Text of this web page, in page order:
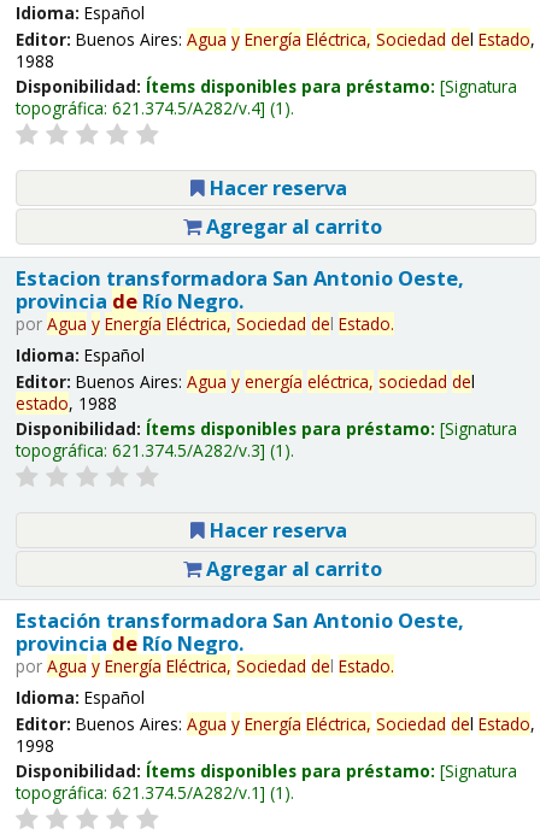
Idioma: Español
Editor: Buenos Aires: Agua y Energía Eléctrica, Sociedad del Estado,
1988
Disponibilidad: Ítems disponibles para préstamo: Signatura
topográfica: 621.374.5/A282/v.4 (1).
Hacer reserva
Agregar al carrito
Estacion transformadora San Antonio Oeste,
provincia deRío Negro.
por Agua y Energía Eléctrica, Sociedad del Estado.
Idioma: Español
Editor: Buenos Aires: Agua y energía eléctrica, sociedad del
estado, 1988
Disponibilidad: Ítems disponibles para préstamo: Signatura
topográfica: 621.374.5/A282/v.3 (1).
Hacer reserva
Agregar al carrito
Estación transformadora San Antonio Oeste,
provincia deRío Negro.
por Agua y Energía Eléctrica, Sociedad del Estado.
Idioma: Español
Editor: Buenos Aires: Agua y Energía Eléctrica, Sociedad del Estado,
1998
Disponibilidad: Ítems disponibles para préstamo: Signatura
topográfica: 621.374.5/A282/v.1 (1).